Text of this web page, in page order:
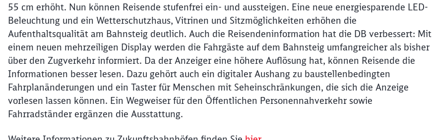
55 cm erhöht. Nun können Reisende stufenfrei ein- und aussteigen. Eine neue energiesparende LED-
Beleuchtung und ein Wetterschutzhaus, Vitrinen und Sitzmöglichkeiten erhöhen die
Aufenthaltsqualität am Bahnsteig deutlich. Auch die Reisendeninformation hat die DB verbessert: Mit
einem neuen mehrzeiligen Display werden die Fahrgäste auf dem Bahnsteig umfangreicher als bisher
über den Zugverkehr informiert. Da der Anzeiger eine höhere Auflösung hat, können Reisende die
Informationen besser lesen. Dazu gehört auch ein digitaler Aushang zu baustellenbedingten
Fahrplanänderungen und ein Taster für Menschen mit Seheinschränkungen, die sich die Anzeige
vorlesen lassen können. Ein Wegweiser für den Öffentlichen Personennahverkehr sowie
Fahrradständer ergänzen die Ausstattung.